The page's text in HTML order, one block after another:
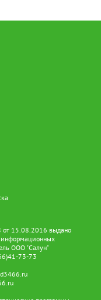
от 15.08.2016 выдано
информационных
ООО "Салун"
73-73